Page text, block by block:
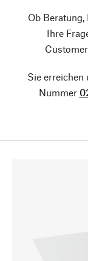
Ob
Ihre
Sie erreichen
Nummer